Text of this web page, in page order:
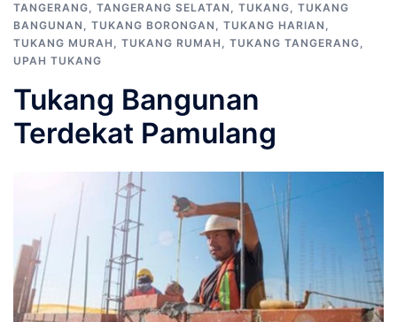
TANGERANG, TANGERANG SELATAN , TUKANG, TUKANG
BANGUNAN , TUKANG BORONGAN , TUKANG HARIAN ,
TUKANG MURAH , TUKANG RUMAH , TUKANG TANGERANG,
UPAH TUKANG
Tukang Bangunan
Terdekat Pamulang